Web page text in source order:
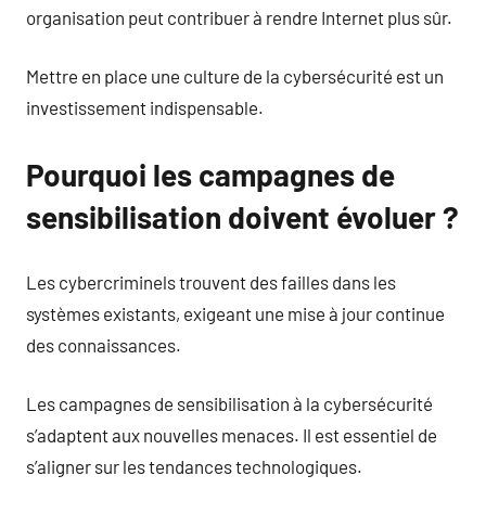
organisation peut contribuer à rendre Internet plus sûr.
Mettre en place une culture de la cybersécurité est un
investissement indispensable.
Pourquoi les campagnes de
sensibilisation doivent évoluer ?
Les cybercriminels trouvent des failles dans les
systèmes existants, exigeant une mise à jour continue
des connaissances.
Les campagnes de sensibilisation à la cybersécurité
s’adaptent aux nouvelles menaces. Il est essentiel de
s’aligner sur les tendances technologiques.